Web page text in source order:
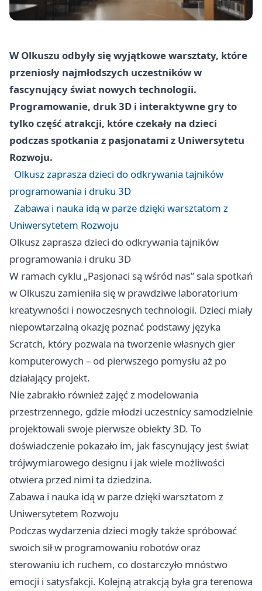
W Olkuszu odbyły się wyjątkowe warsztaty, które
przeniosły najmłodszych uczestników w
fascynujący świat nowych technologii.
Programowanie, druk 3D i interaktywne gry to
tylko część atrakcji, które czekały na dzieci
podczas spotkania z pasjonatami z Uniwersytetu
Rozwoju.
Olkusz zaprasza dzieci do odkrywania tajników
programowania i druku 3D
Zabawa i nauka idą w parze dzięki warsztatom z
Uniwersytetem Rozwoju
Olkusz zaprasza dzieci do odkrywania tajników
programowania i druku 3D
W ramach cyklu „Pasjonaci są wśród nas” sala spotkań
w Olkuszu zamieniła się w prawdziwe laboratorium
kreatywności i nowoczesnych technologii. Dzieci miały
niepowtarzalną okazję poznać podstawy języka
Scratch, który pozwala na tworzenie własnych gier
komputerowych – od pierwszego pomysłu aż po
działający projekt.
Nie zabrakło również zajęć z modelowania
przestrzennego, gdzie młodzi uczestnicy samodzielnie
projektowali swoje pierwsze obiekty 3D. To
doświadczenie pokazało im, jak fascynujący jest świat
trójwymiarowego designu i jak wiele możliwości
otwiera przed nimi ta dziedzina.
Zabawa i nauka idą w parze dzięki warsztatom z
Uniwersytetem Rozwoju
Podczas wydarzenia dzieci mogły także spróbować
swoich sił w programowaniu robotów oraz
sterowaniu ich ruchem, co dostarczyło mnóstwo
emocji i satysfakcji. Kolejną atrakcją była gra terenowa